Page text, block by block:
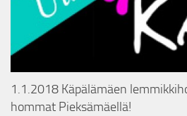
1.1.2018 Käpälämäen
hommat Pieksämäellä!